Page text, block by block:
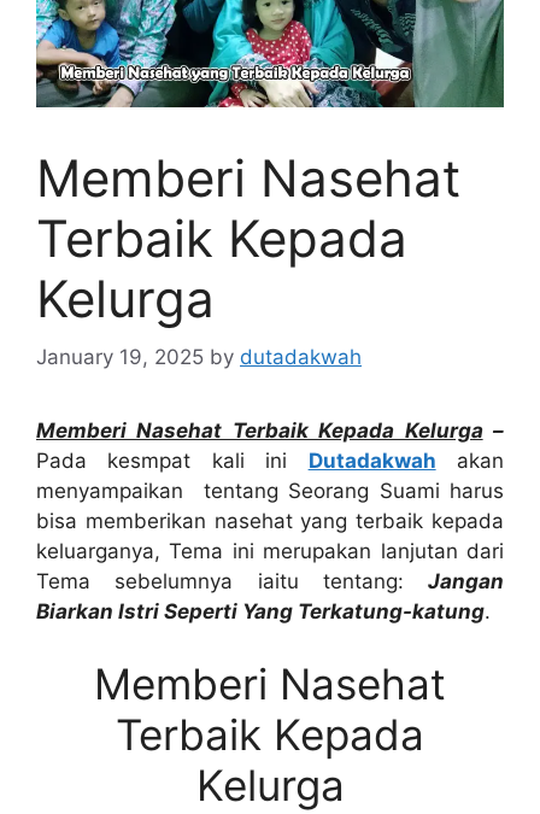
Memberi Nasehat
Terbaik Kepada
Kelurga
January 19, 2025 by dutadakwah
Memberi Nasehat Terbaik Kepada Kelurga–
Pada kesmpat kali ini Dutadakwah akan
menyampaikan tentang Seorang Suami harus
bisa memberikan nasehat yang terbaik kepada
keluarganya, Tema ini merupakan lanjutan dari
Tema sebelumnya iaitu tentang: Jangan
Biarkan Istri Seperti Yang Terkatung-katung.
Memberi Nasehat
Terbaik Kepada
Kelurga